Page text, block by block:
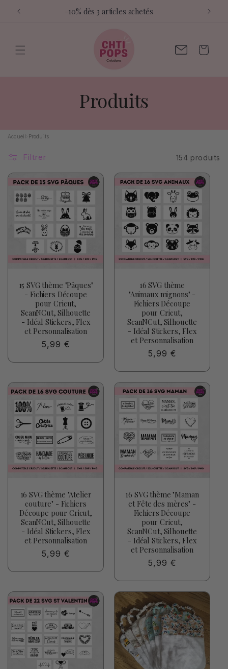
passer
-10% dès 3 articles achetés
Contactez-
Panier
C
e
c
t
i
n
:
Produits
Accueil Produits
Filtrer 154 produits
15 SVG thème "Pâques"
- Fichiers Découpe
pour Cricut,
ScanNCut, Silhouette
- Idéal Stickers, Flex
et Personnalisation
Prix
5,99 €
16 SVG thème
"Animaux mignons" -
Fichiers Découpe
pour Cricut,
ScanNCut, Silhouette
- Idéal Stickers, Flex
et Personnalisation
Prix
5,99 €
16 SVG thème "Atelier
couture" - Fichiers
Découpe pour Cricut,
ScanNCut, Silhouette
- Idéal Stickers, Flex
et Personnalisation
Prix
5,99 €
16 SVG thème "Maman
et Fête des mères" -
Fichiers Découpe
pour Cricut,
ScanNCut, Silhouette
- Idéal Stickers, Flex
et Personnalisation
Prix
5,99 €